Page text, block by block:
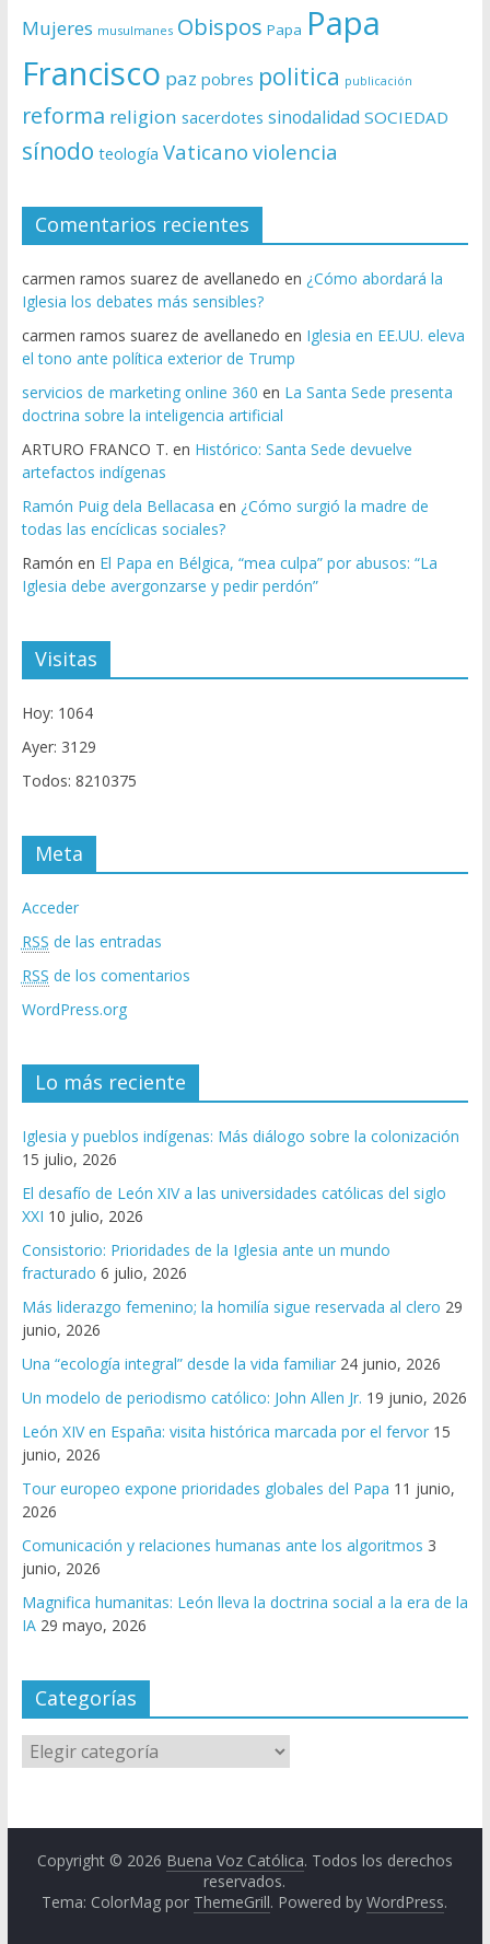
Mujeres musulmanes Obispos Papa Papa
Francisco paz pobres politica publicación
reforma religion sacerdotes sinodalidad SOCIEDAD
sínodo teología Vaticano violencia
Comentarios recientes
carmen ramos suarez de avellanedo en ¿Cómo abordará la
Iglesia los debates más sensibles?
carmen ramos suarez de avellanedo en Iglesia en EE.UU. eleva
el tono ante política exterior de Trump
servicios de marketing online 360 en La Santa Sede presenta
doctrina sobre la inteligencia artificial
ARTURO FRANCO T. en Histórico: Santa Sede devuelve
artefactos indígenas
Ramón Puig dela Bellacasa en ¿Cómo surgió la madre de
todas las encíclicas sociales?
Ramón en El Papa en Bélgica, “mea culpa” por abusos: “La
Iglesia debe avergonzarse y pedir perdón”
Visitas
Hoy: 1064
Ayer: 3129
Todos: 8210375
Meta
Acceder
RSS de las entradas
RSS de los comentarios
WordPress.org
Lo más reciente
Iglesia y pueblos indígenas: Más diálogo sobre la colonización
15 julio, 2026
El desafío de León XIV a las universidades católicas del siglo
XXI 10 julio, 2026
Consistorio: Prioridades de la Iglesia ante un mundo
fracturado 6 julio, 2026
Más liderazgo femenino; la homilía sigue reservada al clero 29
junio, 2026
Una “ecología integral” desde la vida familiar 24 junio, 2026
Un modelo de periodismo católico: John Allen Jr. 19 junio, 2026
León XIV en España: visita histórica marcada por el fervor 15
junio, 2026
Tour europeo expone prioridades globales del Papa 11 junio,
2026
Comunicación y relaciones humanas ante los algoritmos 3
junio, 2026
Magnifica humanitas: León lleva la doctrina social a la era de la
IA 29 mayo, 2026
Categorías
Copyright © 2026 Buena Voz Católica. Todos los derechos
reservados.
Tema: ColorMag por ThemeGrill. Powered byWordPress.